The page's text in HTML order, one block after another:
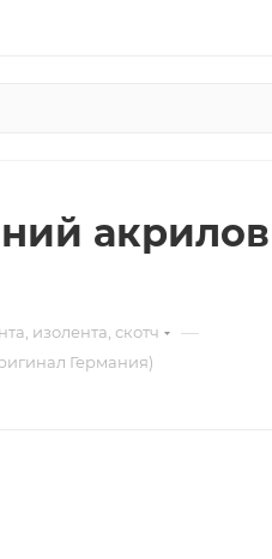
изолента, скотч —
Германия)